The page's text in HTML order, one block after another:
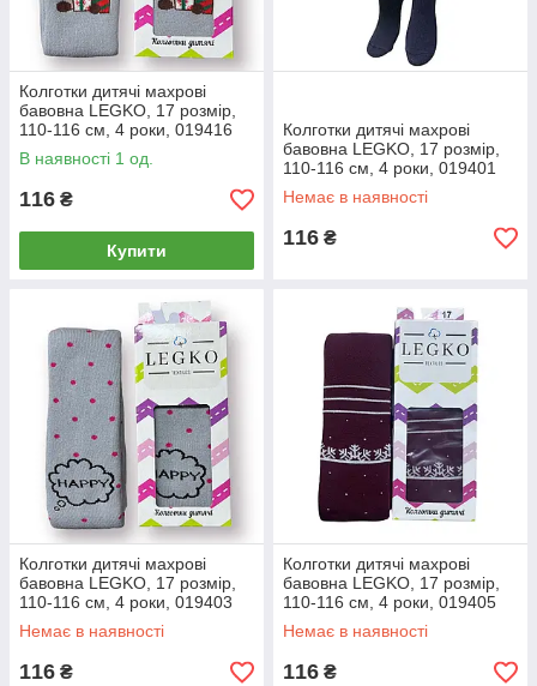
Колготки дитячі махрові
бавовна LEGKO, 17 розмір,
110-116 см, 4 роки, 019416
В наявності 1 од.
116 ₴
Купити
Колготки дитячі махрові
бавовна LEGKO, 17 розмір,
110-116 см, 4 роки, 019401
Немає в наявності
116 ₴
Колготки дитячі махрові
бавовна LEGKO, 17 розмір,
110-116 см, 4 роки, 019403
Немає в наявності
116 ₴
Колготки дитячі махрові
бавовна LEGKO, 17 розмір,
110-116 см, 4 роки, 019405
Немає в наявності
116 ₴